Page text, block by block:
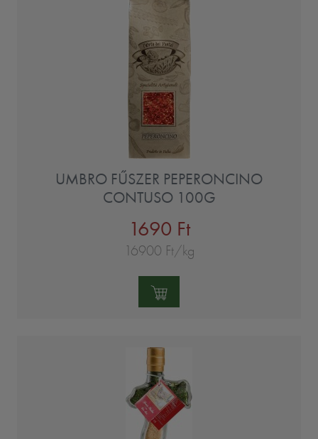
UMBRO FŰSZER PEPERONCINO
CONTUSO 100G
1690 Ft
16900 Ft/kg
Mennyiség: